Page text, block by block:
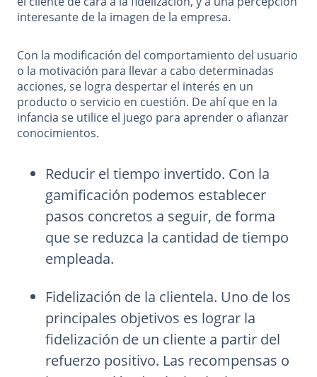
interesante de la imagen de la empresa.
Con la modificación del comportamiento del usuario
o la motivación para llevar a cabo determinadas
acciones, se logra despertar el interés en un
producto o servicio en cuestión. De ahí que en la
infancia se utilice el juego para aprender o afianzar
conocimientos.
Reducir el tiempo invertido. Con la
gamificación podemos establecer
pasos concretos a seguir, de forma
que se reduzca la cantidad de tiempo
empleada.
Fidelización de la clientela. Uno de los
principales objetivos es lograr la
fidelización de un cliente a partir del
refuerzo positivo. Las recompensas o